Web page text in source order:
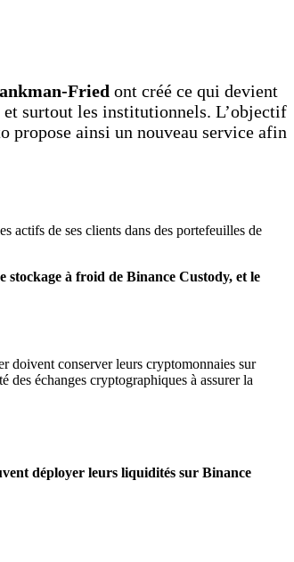
Fried ont créé ce qui devient
et surtout les institutionnels. L’objectif
propose ainsi un nouveau service afin
actifs de ses clients dans des portefeuilles de
à froid de Binance Custody, et le
doivent conserver leurs cryptomonnaies sur
des échanges cryptographiques à assurer la
déployer leurs liquidités sur Binance